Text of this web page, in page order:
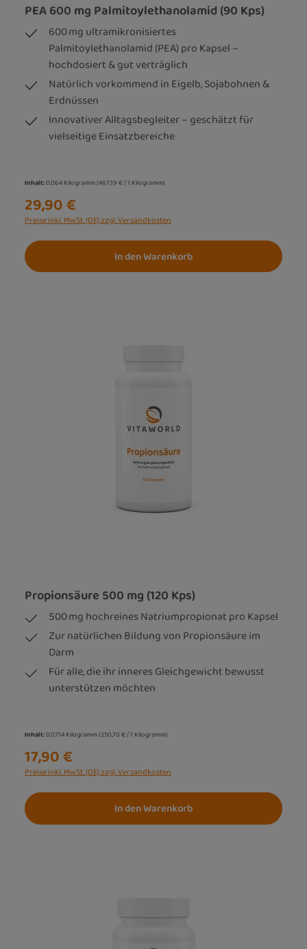
PEA 600 mg Palmitoylethanolamid (90 Kps)
600 mg ultramikronisiertes
Palmitoylethanolamid (PEA) pro Kapsel –
hochdosiert & gut verträglich
Natürlich vorkommend in Eigelb, Sojabohnen &
Erdnüssen
Innovativer Alltagsbegleiter – geschätzt für
vielseitige Einsatzbereiche
Inhalt:0.064 Kilogramm(467,19 € / 1 Kilogramm)
29,90 €
Preise inkl. MwSt. (DE) zzgl. Versandkosten
In den Warenkorb
Propionsäure 500 mg (120 Kps)
500 mg hochreines Natriumpropionat pro Kapsel
Zur natürlichen Bildung von Propionsäure im
Darm
Für alle, die ihr inneres Gleichgewicht bewusst
unterstützen möchten
Inhalt:0.0714 Kilogramm(250,70 € / 1 Kilogramm)
17,90 €
Preise inkl. MwSt. (DE) zzgl. Versandkosten
In den Warenkorb